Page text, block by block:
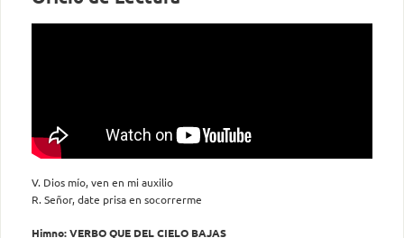
V. Dios mío, ven en mi auxilio
R. Señor, date prisa en socorrerme
Himno: VERBO QUE DEL CIELO BAJAS